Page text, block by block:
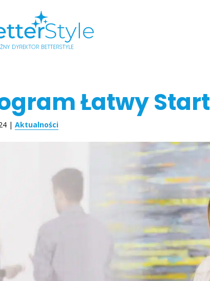
Łatwy Start
|Aktualności